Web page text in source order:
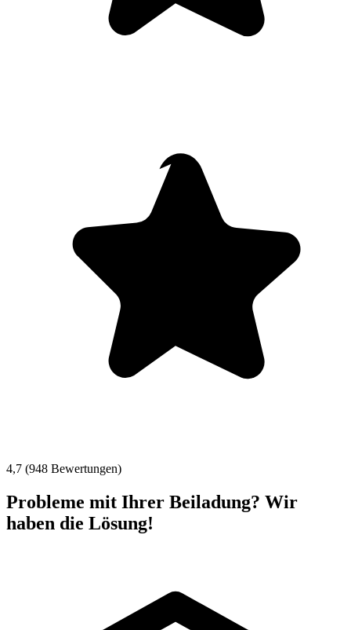
4,7 (948 Bewertungen)
Probleme mit Ihrer Beiladung? Wir
haben die Lösung!